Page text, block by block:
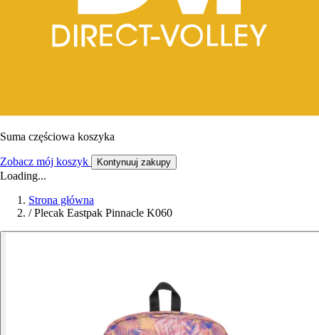
Suma częściowa koszyka
Zobacz mój koszyk Kontynuuj zakupy
Loading...
Strona główna
/ Plecak Eastpak Pinnacle K060